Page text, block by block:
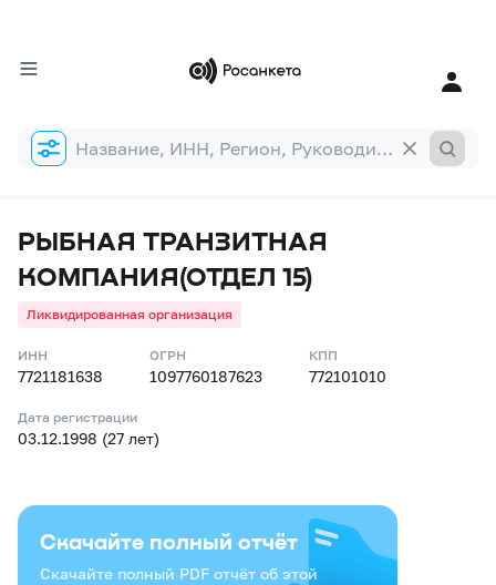
Форма
поиска
РЫБНАЯ ТРАНЗИТНАЯ
КОМПАНИЯ(ОТДЕЛ 15)
Ликвидированная организация
ИНН
7721181638
ОГРН
1097760187623
КПП
772101010
Дата регистрации
03.12.1998 (27 лет)
Скачайте полный отчёт
Скачайте полный PDF отчёт об этой